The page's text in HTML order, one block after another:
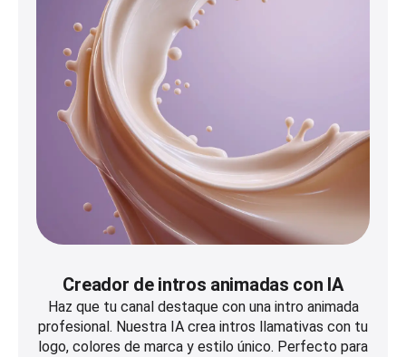
Creador de intros animadas con IA
Haz que tu canal destaque con una intro animada
profesional. Nuestra IA crea intros llamativas con tu
logo, colores de marca y estilo único. Perfecto para